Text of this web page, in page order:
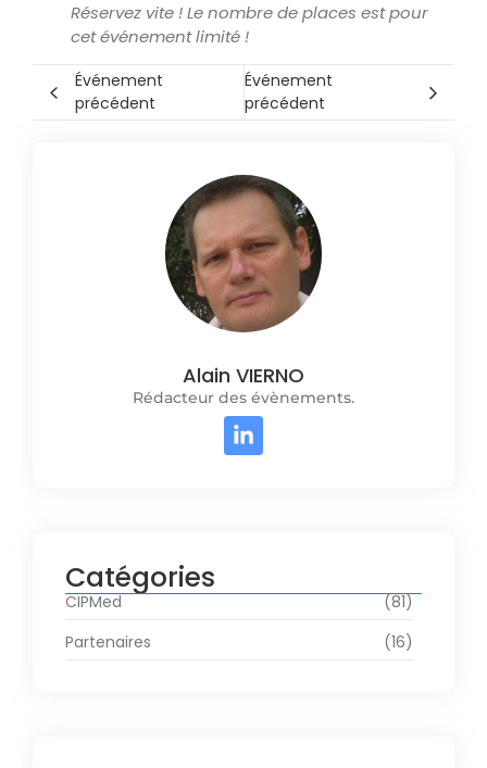
Réservez vite ! Le nombre de places est pour
cet événement limité !
Événement
précédent
Événement
précédent
Alain VIERNO
Rédacteur des évènements.
Catégories
CIPMed
(81)
Partenaires
(16)